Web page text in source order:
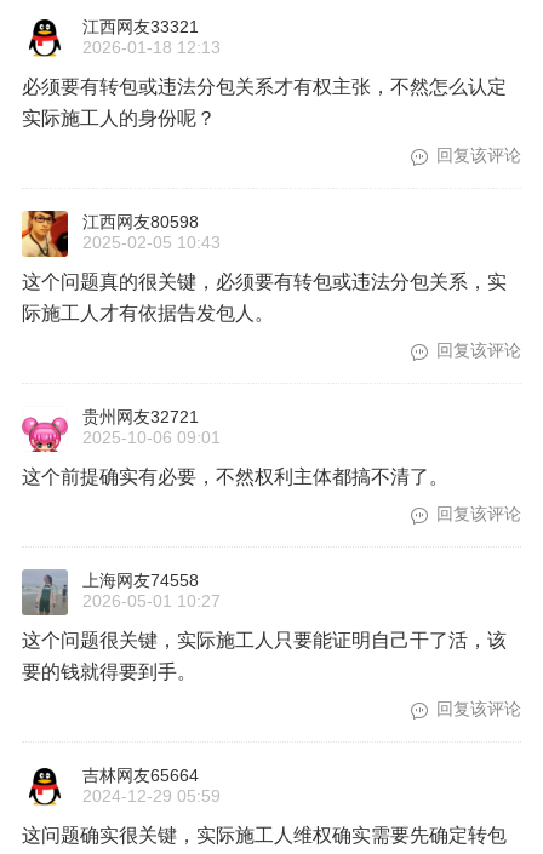
江西网友33321
2026-01-18 12:13
必须要有转包或违法分包关系才有权主张，不然怎么认定
实际施工人的身份呢？
回复该评论
江西网友80598
2025-02-05 10:43
这个问题真的很关键，必须要有转包或违法分包关系，实
际施工人才有依据告发包人。
回复该评论
贵州网友32721
2025-10-06 09:01
这个前提确实有必要，不然权利主体都搞不清了。
回复该评论
上海网友74558
2026-05-01 10:27
这个问题很关键，实际施工人只要能证明自己干了活，该
要的钱就得要到手。
回复该评论
吉林网友65664
2024-12-29 05:59
这问题确实很关键，实际施工人维权确实需要先确定转包